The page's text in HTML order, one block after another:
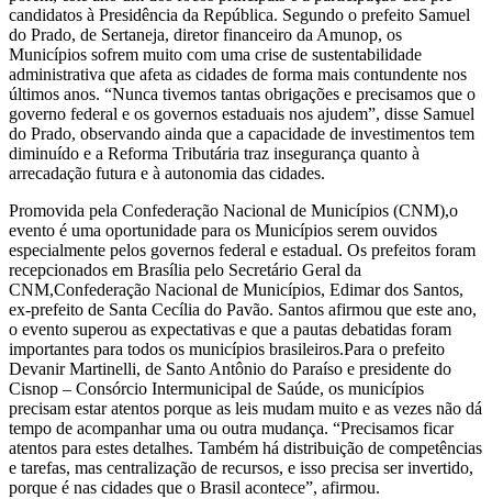
candidatos à Presidência da República. Segundo o prefeito Samuel
do Prado, de Sertaneja, diretor financeiro da Amunop, os
Municípios sofrem muito com uma crise de sustentabilidade
administrativa que afeta as cidades de forma mais contundente nos
últimos anos. “Nunca tivemos tantas obrigações e precisamos que o
governo federal e os governos estaduais nos ajudem”, disse Samuel
do Prado, observando ainda que a capacidade de investimentos tem
diminuído e a Reforma Tributária traz insegurança quanto à
arrecadação futura e à autonomia das cidades.
Promovida pela Confederação Nacional de Municípios (CNM),o
evento é uma oportunidade para os Municípios serem ouvidos
especialmente pelos governos federal e estadual. Os prefeitos foram
recepcionados em Brasília pelo Secretário Geral da
CNM,Confederação Nacional de Municípios, Edimar dos Santos,
ex-prefeito de Santa Cecília do Pavão. Santos afirmou que este ano,
o evento superou as expectativas e que a pautas debatidas foram
importantes para todos os municípios brasileiros.Para o prefeito
Devanir Martinelli, de Santo Antônio do Paraíso e presidente do
Cisnop – Consórcio Intermunicipal de Saúde, os municípios
precisam estar atentos porque as leis mudam muito e as vezes não dá
tempo de acompanhar uma ou outra mudança. “Precisamos ficar
atentos para estes detalhes. Também há distribuição de competências
e tarefas, mas centralização de recursos, e isso precisa ser invertido,
porque é nas cidades que o Brasil acontece”, afirmou.